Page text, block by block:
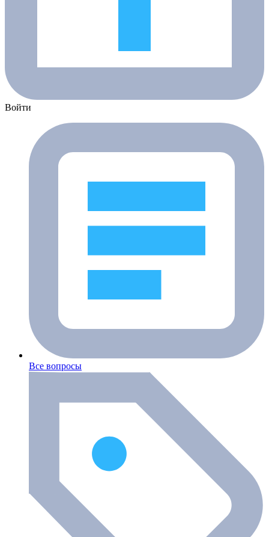
Войти
Все вопросы